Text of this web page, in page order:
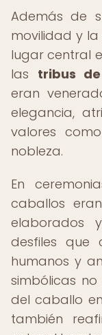
Además de
movilidad y
lugar central
las tribus
eran
elegancia,
valores
nobleza.
En
caballos
elaborados
desfiles que
humanos y
simbólicas
del caballo
también